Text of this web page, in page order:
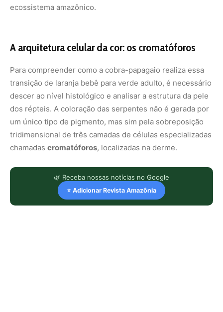
ecossistema amazônico.
A arquitetura celular da cor: os cromatóforos
Para compreender como a cobra-papagaio realiza essa
transição de laranja bebê para verde adulto, é necessário
descer ao nível histológico e analisar a estrutura da pele
dos répteis. A coloração das serpentes não é gerada por
um único tipo de pigmento, mas sim pela sobreposição
tridimensional de três camadas de células especializadas
chamadas cromatóforos, localizadas na derme.
🌿 Receba nossas notícias no Google
⭐ Adicionar Revista Amazônia